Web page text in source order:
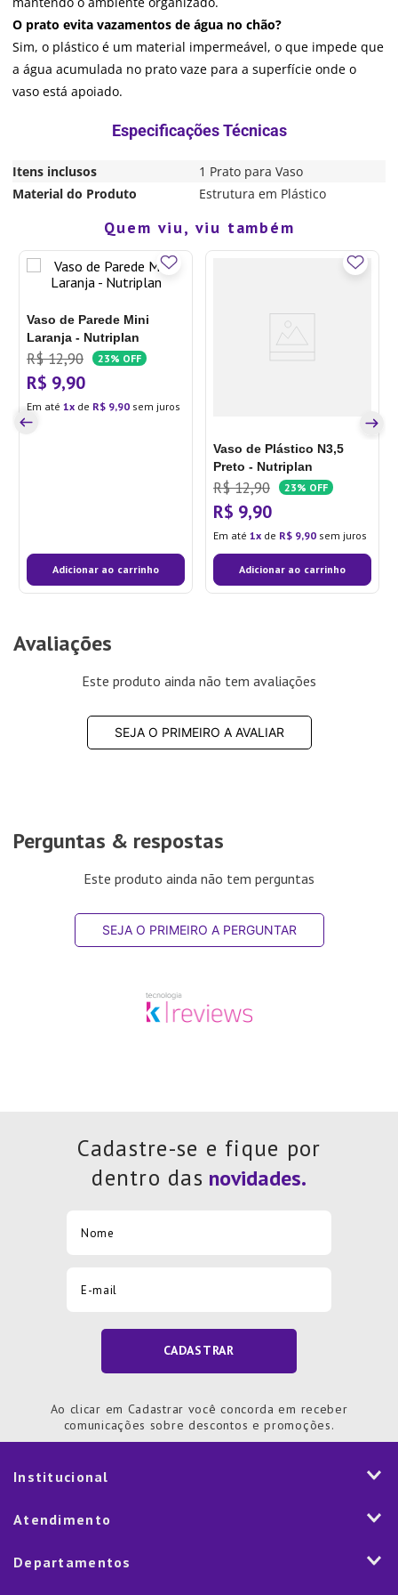
O prato evita vazamentos de água no chão?
Sim, o plástico é um material impermeável, o que impede que
a água acumulada no prato vaze para a superfície onde o
vaso está apoiado.
Itens inclusos
1 Prato para Vaso
Material do Produto
Estrutura em Plástico
Quem viu, viu também
Vaso de Parede Mini
Laranja - Nutriplan
R$ 12,90 23% OFF
R$ 9,90
Em até 1 de R$ 9,90 sem juros
Adicionar ao carrinho
Vaso de Plástico N3,5
Preto - Nutriplan
R$ 12,90 23% OFF
R$ 9,90
Em até 1 de R$ 9,90 sem juros
Adicionar ao carrinho
Avaliações
Este produto ainda não tem avaliações
SEJA O PRIMEIRO A AVALIAR
Perguntas & respostas
Este produto ainda não tem perguntas
SEJA O PRIMEIRO A PERGUNTAR
Cadastre-se e fique por
dentro das
CADASTRAR
Ao clicar em Cadastrar você concorda em receber
comunicações sobre descontos e promoções.
Institucional
História
Nossas Lojas
Atendimento
Departamentos